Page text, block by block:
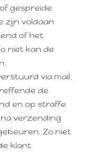
gespreide
zijn voldaan
of het
niet kan de
via mail.
de
en op straffe
verzending
Zo niet
klant